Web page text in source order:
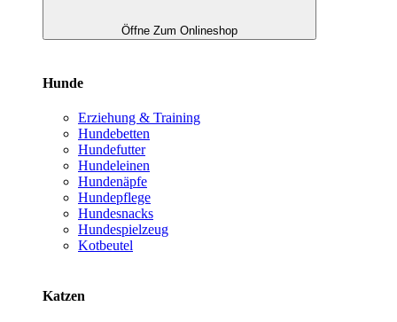
Öffne Zum Onlineshop
Hunde
Erziehung & Training
Hundebetten
Hundefutter
Hundeleinen
Hundenäpfe
Hundepflege
Hundesnacks
Hundespielzeug
Kotbeutel
Katzen